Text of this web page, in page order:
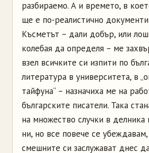
разбираемо. А и времето, в
ще е по-реалистично
Късметът – дали добър, или
колебая да определя – ме
взел всичките си изпити по
литература в университета, в
тайфуна“ – назначиха ме на
българските писатели. Така
на множество случки в делника
ни, но все повече се
смешните си заслужават днес